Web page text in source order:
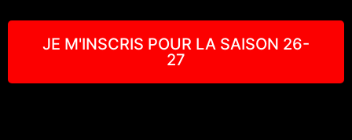
JE M'INSCRIS POUR LA SAISON 26-
27